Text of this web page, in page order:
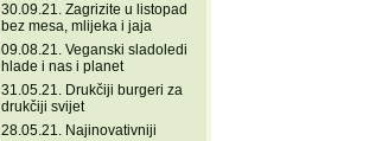
30.09.21. Zagrizite u listopad
bez mesa, mlijeka i jaja
09.08.21. Veganski sladoledi
hlade i nas i planet
31.05.21. Drukčiji burgeri za
drukčiji svijet
28.05.21. Najinovativniji